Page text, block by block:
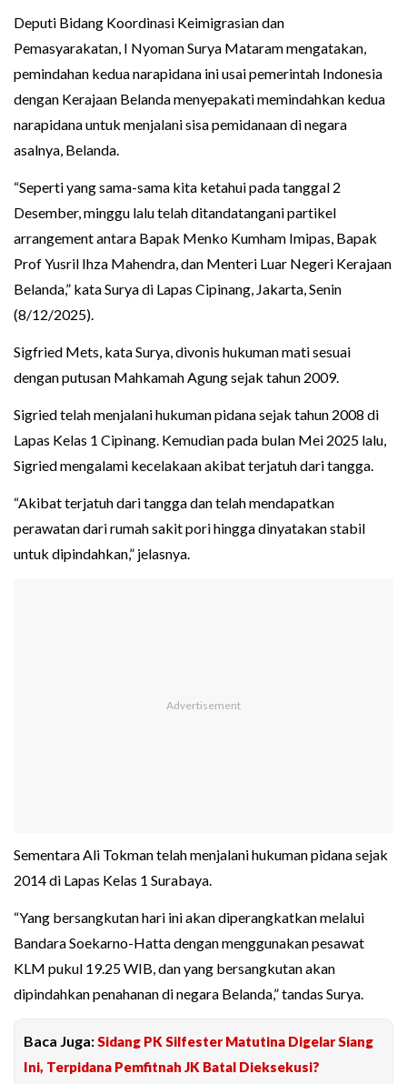
Deputi Bidang Koordinasi Keimigrasian dan
Pemasyarakatan, I Nyoman Surya Mataram mengatakan,
pemindahan kedua narapidana ini usai pemerintah Indonesia
dengan Kerajaan Belanda menyepakati memindahkan kedua
narapidana untuk menjalani sisa pemidanaan di negara
asalnya, Belanda.
“Seperti yang sama-sama kita ketahui pada tanggal 2
Desember, minggu lalu telah ditandatangani partikel
arrangement antara Bapak Menko Kumham Imipas, Bapak
Prof Yusril Ihza Mahendra, dan Menteri Luar Negeri Kerajaan
Belanda,” kata Surya di Lapas Cipinang, Jakarta, Senin
(8/12/2025).
Sigfried Mets, kata Surya, divonis hukuman mati sesuai
dengan putusan Mahkamah Agung sejak tahun 2009.
Sigried telah menjalani hukuman pidana sejak tahun 2008 di
Lapas Kelas 1 Cipinang. Kemudian pada bulan Mei 2025 lalu,
Sigried mengalami kecelakaan akibat terjatuh dari tangga.
“Akibat terjatuh dari tangga dan telah mendapatkan
perawatan dari rumah sakit pori hingga dinyatakan stabil
untuk dipindahkan,” jelasnya.
Sementara Ali Tokman telah menjalani hukuman pidana sejak
2014 di Lapas Kelas 1 Surabaya.
“Yang bersangkutan hari ini akan diperangkatkan melalui
Bandara Soekarno-Hatta dengan menggunakan pesawat
KLM pukul 19.25 WIB, dan yang bersangkutan akan
dipindahkan penahanan di negara Belanda,” tandas Surya.
Baca Juga:Sidang PK Silfester Matutina Digelar Siang
Ini, Terpidana Pemfitnah JK Batal Dieksekusi?